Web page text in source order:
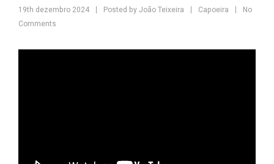
19th dezembro 2024 Posted by João Teixeira Capoeira
No
Comments